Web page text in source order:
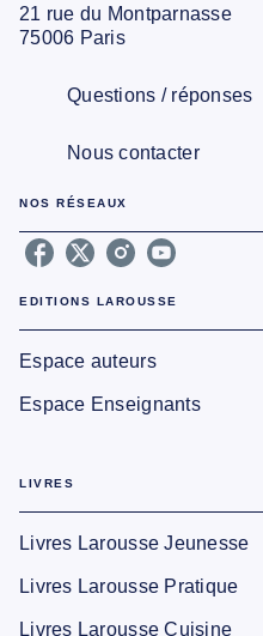
21 rue du Montparnasse
75006 Paris
Questions / réponses
Nous contacter
NOS RÉSEAUX
EDITIONS LAROUSSE
Espace auteurs
Espace Enseignants
LIVRES
Livres Larousse Jeunesse
Livres Larousse Pratique
Livres Larousse Cuisine